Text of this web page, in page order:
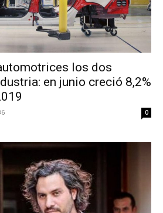
los dos
en junio creció 8,2%
0